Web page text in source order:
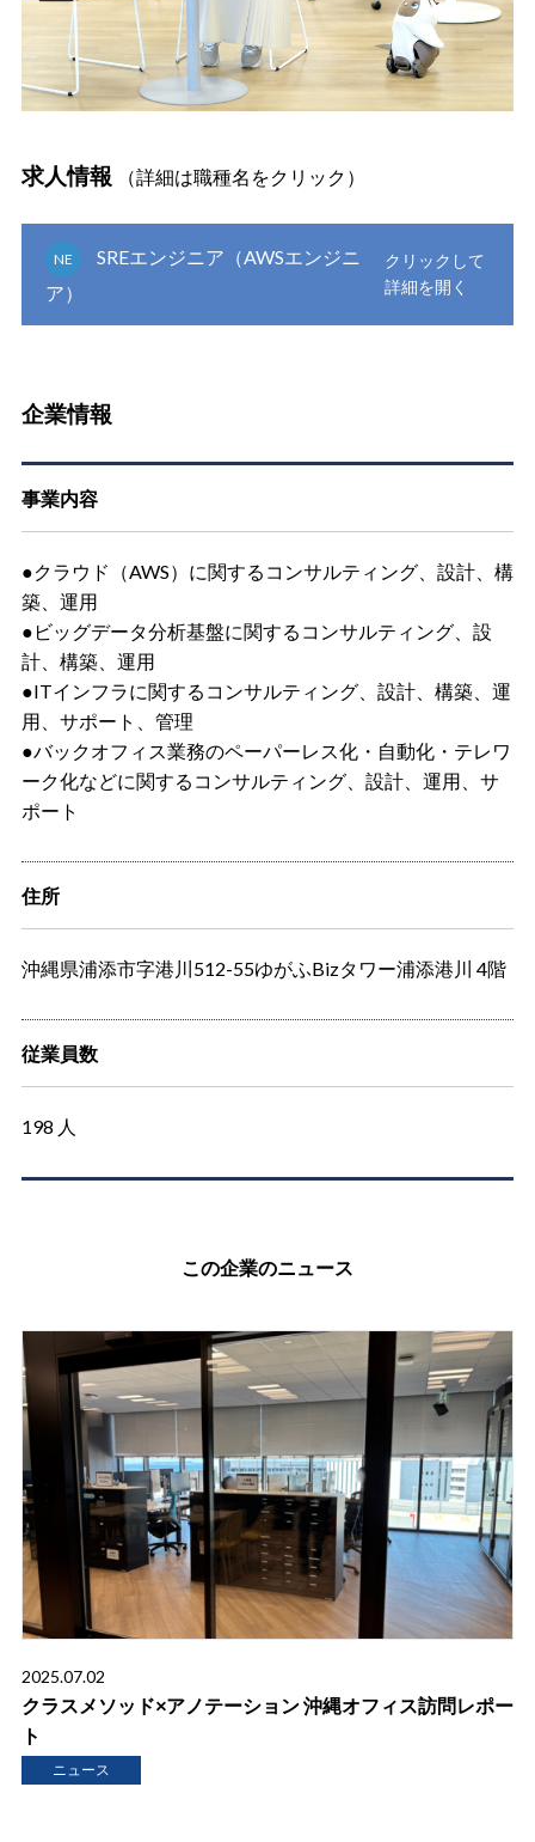
求人情報 （詳細は職種名をクリック）
NE
SREエンジニア（AWSエンジニ
ア）
企業情報
事業内容
●クラウド（AWS）に関するコンサルティング、設計、構
築、運用
●ビッグデータ分析基盤に関するコンサルティング、設
計、構築、運用
●ITインフラに関するコンサルティング、設計、構築、運
用、サポート、管理
●バックオフィス業務のペーパーレス化・自動化・テレワ
ーク化などに関するコンサルティング、設計、運用、サ
ポート
住所
沖縄県浦添市字港川512-55ゆがふBizタワー浦添港川 4階
従業員数
198 人
この企業のニュース
2025.07.02
クラスメソッド×アノテーション 沖縄オフィス訪問レポー
ト
ニュース